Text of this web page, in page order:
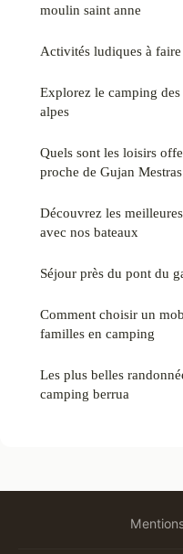
moulin saint anne
Activités ludiques à
Explorez le camping
alpes
Quels sont les loisirs
proche de Gujan
Découvrez les
avec nos bateaux
Séjour près du pont du
Comment choisir un
familles en camping
Les plus belles
camping berrua